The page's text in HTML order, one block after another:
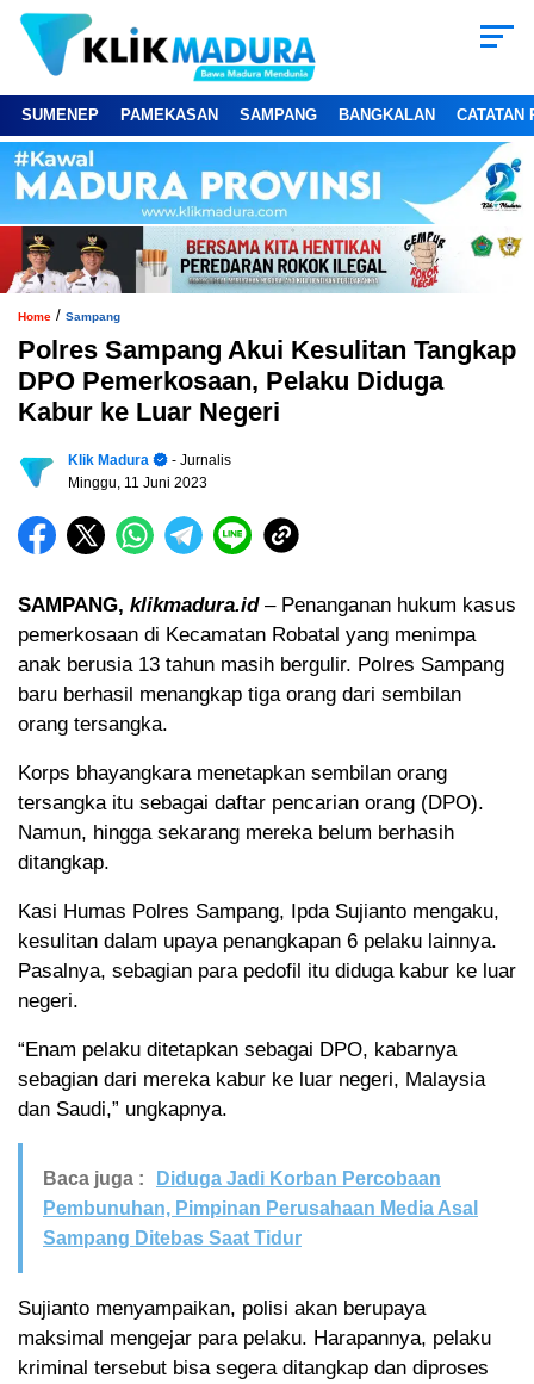
SUMENEP PAMEKASAN SAMPANG BANGKALAN CATATAN
Home / Sampang
Polres Sampang Akui Kesulitan Tangkap
DPO Pemerkosaan, Pelaku Diduga
Kabur ke Luar Negeri
Klik Madura
- Jurnalis
Minggu, 11 Juni 2023
SAMPANG, klikmadura.id– Penanganan hukum kasus
pemerkosaan di Kecamatan Robatal yang menimpa
anak berusia 13 tahun masih bergulir. Polres Sampang
baru berhasil menangkap tiga orang dari sembilan
orang tersangka.
Korps bhayangkara menetapkan sembilan orang
tersangka itu sebagai daftar pencarian orang (DPO).
Namun, hingga sekarang mereka belum berhasih
ditangkap.
Kasi Humas Polres Sampang, Ipda Sujianto mengaku,
kesulitan dalam upaya penangkapan 6 pelaku lainnya.
Pasalnya, sebagian para pedofil itu diduga kabur ke luar
negeri.
“Enam pelaku ditetapkan sebagai DPO, kabarnya
sebagian dari mereka kabur ke luar negeri, Malaysia
dan Saudi,” ungkapnya.
Baca juga :
Diduga Jadi Korban Percobaan
Pembunuhan, Pimpinan Perusahaan Media Asal
Sampang Ditebas Saat Tidur
Sujianto menyampaikan, polisi akan berupaya
maksimal mengejar para pelaku. Harapannya, pelaku
kriminal tersebut bisa segera ditangkap dan diproses